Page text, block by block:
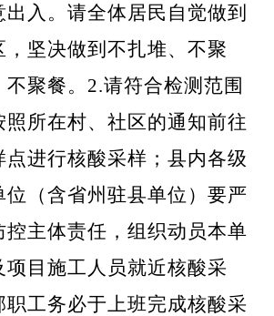
入。请全体居民自觉做到
，坚决做到不扎堆、不聚
聚餐。2.请符合检测范围
照所在村、社区的通知前往
点进行核酸采样；县内各级
位（含省州驻县单位）要严
控主体责任，组织动员本单
项目施工人员就近核酸采
职工务必于上班完成核酸采